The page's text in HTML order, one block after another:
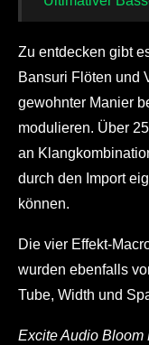
Zu entdecken gibt
Bansuri Flöten und
gewohnter Manier
modulieren. Über
an
durch den Import
können.
Die vier Effekt-
wurden ebenfalls
Tube, Width und
Excite Audio Bloom